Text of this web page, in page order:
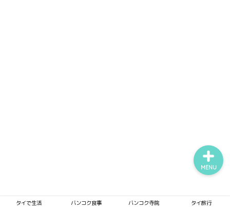
タイで生活 バンコク食事 バンコク寺院 タイ旅行
MENU